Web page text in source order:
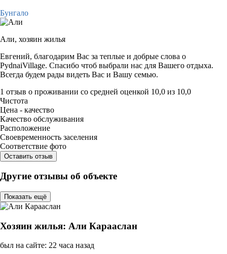
Бунгало
Али, хозяин жилья
Евгений, благодарим Вас за теплые и добрые слова о
PydnaiVillage. Спасибо чтоб выбрали нас для Вашего отдыха.
Всегда будем рады видеть Вас и Вашу семью.
1 отзыв о проживании со средней оценкой 10,0 из 10,0
Чистота
Цена - качество
Качество обслуживания
Расположение
Своевременность заселения
Соответствие фото
Оставить отзыв
Другие отзывы об объекте
Показать ещё
Хозяин жилья: Али Карааслан
был на сайте: 22 часа назад